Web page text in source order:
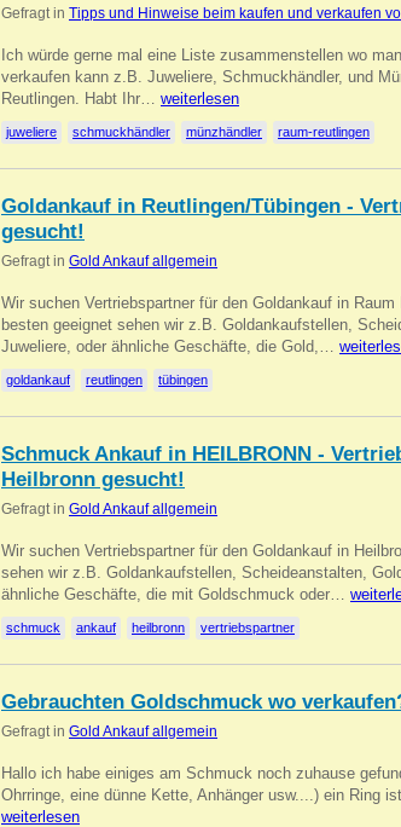
Gefragt in Tipps und Hinweise beim kaufen und verkaufen
Ich würde gerne mal eine Liste zusammenstellen wo
verkaufen kann z.B. Juweliere, Schmuckhändler, und
Reutlingen. Habt Ihr… weiterlesen
juweliere schmuckhändler münzhändler raum-reutlingen
Goldankauf in Reutlingen/Tübingen -
gesucht!
Gefragt in Gold Ankauf allgemein
Wir suchen Vertriebspartner für den Goldankauf in
besten geeignet sehen wir z.B. Goldankaufstellen,
Juweliere, oder ähnliche Geschäfte, die Gold,…
goldankauf reutlingen tübingen
Schmuck Ankauf in HEILBRONN -
Heilbronn gesucht!
Gefragt in Gold Ankauf allgemein
Wir suchen Vertriebspartner für den Goldankauf in
sehen wir z.B. Goldankaufstellen, Scheideanstalten,
ähnliche Geschäfte, die mit Goldschmuck oder…
schmuck ankauf heilbronn vertriebspartner
Gebrauchten Goldschmuck wo
Gefragt in Gold Ankauf allgemein
Hallo ich habe einiges am Schmuck noch zuhause
Ohrringe, eine dünne Kette, Anhänger usw....) ein Ring
weiterlesen